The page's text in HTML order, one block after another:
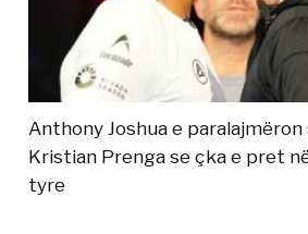
Anthony Joshua e
Kristian Prenga se çka e pret
tyre